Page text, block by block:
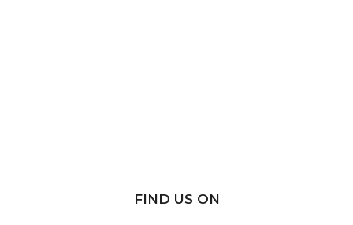
FIND US ON